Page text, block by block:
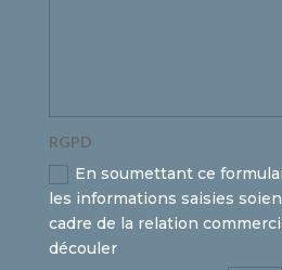
RGPD
En soumettant ce
les informations saisies
cadre de la relation
découler